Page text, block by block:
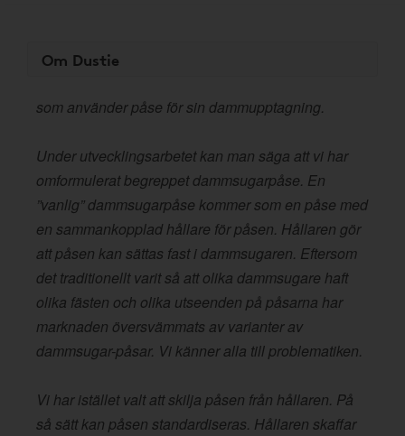
Om Dustie
som använder påse för sin dammupptagning.
Under utvecklingsarbetet kan man säga att vi har
omformulerat begreppet dammsugarpåse. En
”vanlig” dammsugarpåse kommer som en påse med
en sammankopplad hållare för påsen. Hållaren gör
att påsen kan sättas fast i dammsugaren. Eftersom
det traditionellt varit så att olika dammsugare haft
olika fästen och olika utseenden på påsarna har
marknaden översvämmats av varianter av
dammsugar-påsar. Vi känner alla till problematiken.
Vi har istället valt att skilja påsen från hållaren. På
så sätt kan påsen standardiseras. Hållaren skaffar